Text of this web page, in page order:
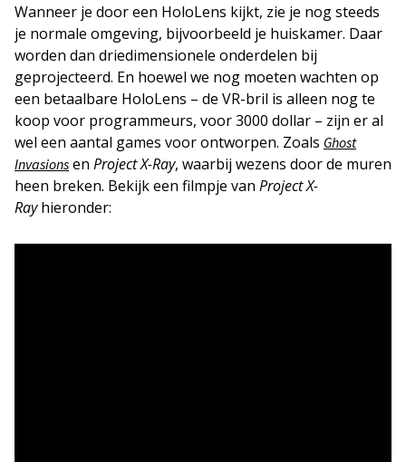
Wanneer je door een HoloLens kijkt, zie je nog steeds
je normale omgeving, bijvoorbeeld je huiskamer. Daar
worden dan driedimensionele onderdelen bij
geprojecteerd. En hoewel we nog moeten wachten op
een betaalbare HoloLens – de VR-bril is alleen nog te
koop voor programmeurs, voor 3000 dollar – zijn er al
wel een aantal games voor ontworpen. Zoals Ghost
Invasions en Project X-Ray, waarbij wezens door de muren
heen breken. Bekijk een filmpje van Project X-
Rayhieronder: